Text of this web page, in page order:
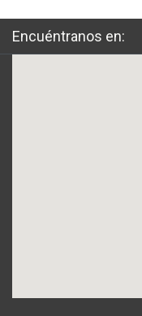
Encuéntranos en: